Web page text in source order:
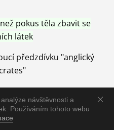
návštěvnosti a
Používáním tohoto webu
pokus těla zbavit se
látek
předzdívku "anglický
Přírody, neutralizací a